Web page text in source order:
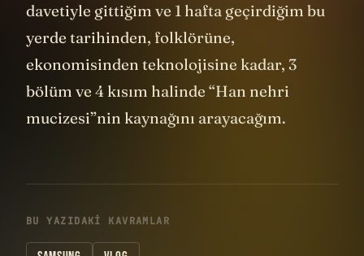
davetiyle gittiğim ve 1 hafta geçirdiğim bu
yerde tarihinden, folklörüne,
ekonomisinden teknolojisine kadar, 3
bölüm ve 4 kısım halinde “Han nehri
mucizesi”nin kaynağını arayacağım.
BU YAZIDAKI KAVRAMLAR